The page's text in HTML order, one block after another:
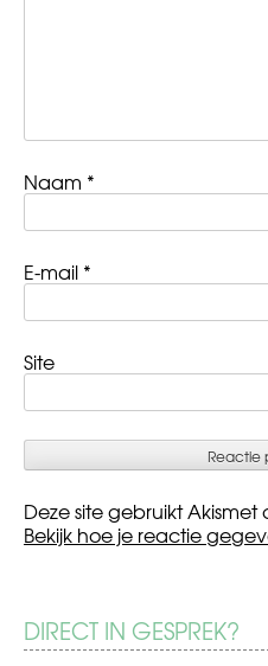
Naam *
E-mail *
Site
Deze site gebruikt
Bekijk hoe je reactie
DIRECT IN GESPREK?